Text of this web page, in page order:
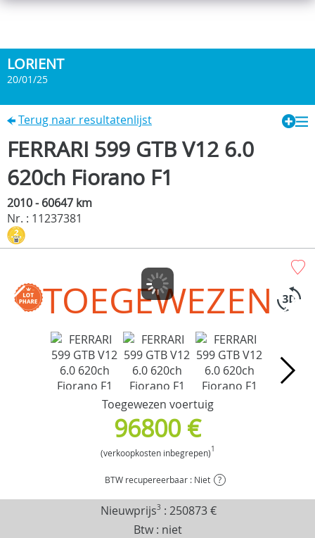
LORIENT
20/01/25
Terug naar resultatenlijst
FERRARI 599 GTB V12 6.0
620ch Fiorano F1
2010 - 60647 km
Nr. : 11237381
TOEGEWEZEN
Toegewezen voertuig
96800 €
(verkoopkosten inbegrepen)1
BTW recupereerbaar : Niet ?
Nieuwprijs3 : 250873 €
Btw : niet